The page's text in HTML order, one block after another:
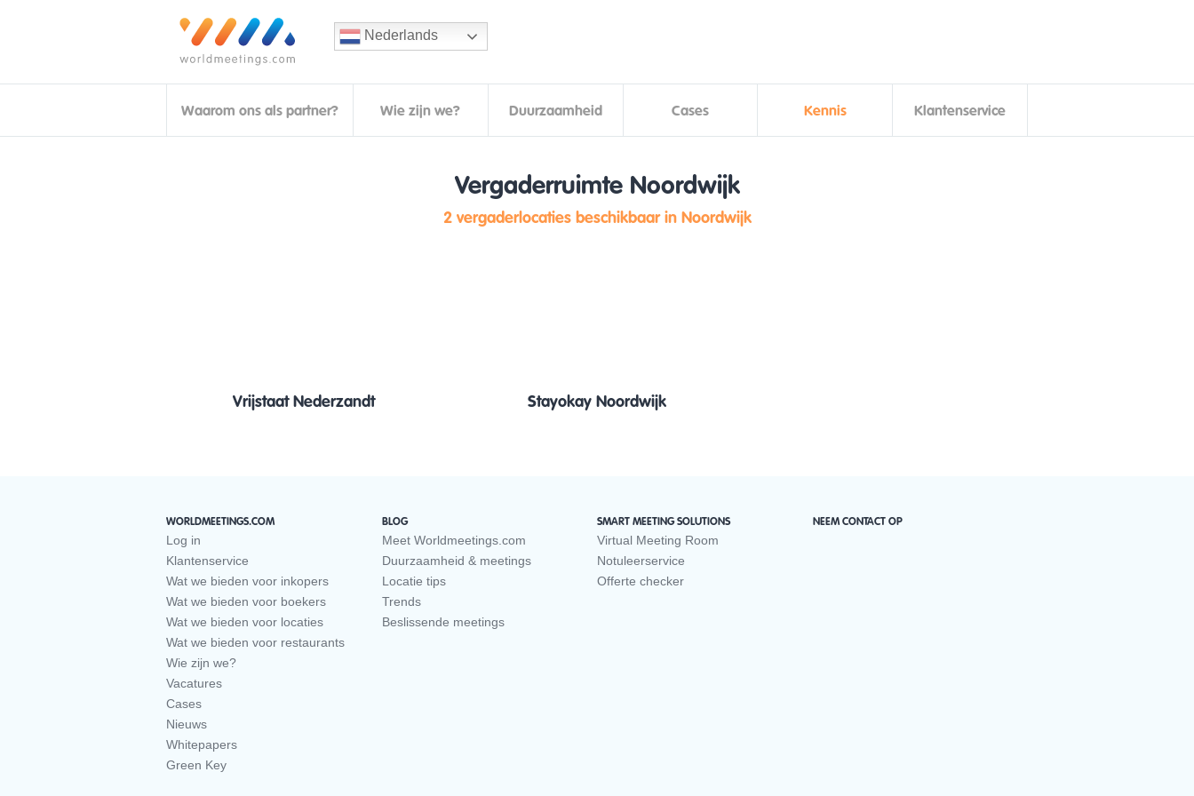
Nederlands
Waarom ons als partner? Wie zijn we? Duurzaamheid Cases Kennis Klantenservice
Vergaderruimte Noordwijk
2 vergaderlocaties beschikbaar in Noordwijk
Vrijstaat Nederzandt Stayokay Noordwijk
WORLDMEETINGS.COM
Log in
Klantenservice
Wat we bieden voor inkopers
Wat we bieden voor boekers
Wat we bieden voor locaties
Wat we bieden voor restaurants
Wie zijn we?
Vacatures
Cases
Nieuws
Whitepapers
Green Key
BLOG
Meet Worldmeetings.com
Duurzaamheid & meetings
Locatie tips
Trends
Beslissende meetings
SMART MEETING SOLUTIONS
Virtual Meeting Room
Notuleerservice
Offerte checker
NEEM CONTACT OP